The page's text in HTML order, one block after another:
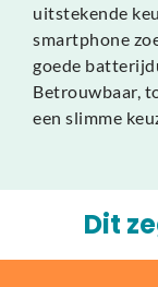
uitstekende
smartphone
goede
Betrouwbaar,
een slimme
Dit